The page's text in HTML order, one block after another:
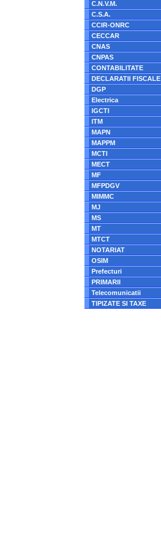
C.N.V.M.
C.S.A.
CCIR-ONRC
CECCAR
CNAS
CNPAS
CONTABILITATE
DECLARATII FISCALE
DGP
Electrica
IGCTI
ITM
MAPN
MAPPM
MCTI
MECT
MF
MFPDGV
MIMMC
MJ
MS
MT
MTCT
NOTARIAT
OSIM
Prefecturi
PRIMARII
Telecomunicatii
TIPIZATE SI TAXE